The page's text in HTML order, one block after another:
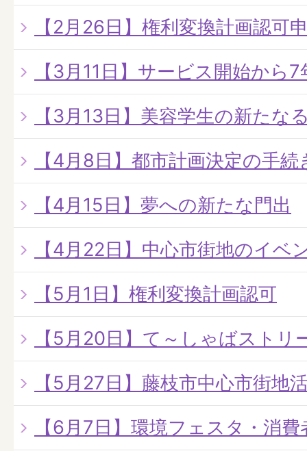
【2月26日】権利変換計画認可
【3月11日】サービス開始から
【3月13日】美容学生の新たな
【4月8日】都市計画決定の手
【4月15日】夢への新たな門出
【4月22日】中心市街地のイベ
【5月1日】権利変換計画認可
【5月20日】て～しゃばストリ
【5月27日】藤枝市中心市街地
【6月7日】環境フェスタ・消